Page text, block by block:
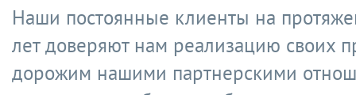
Наши постоянные клиенты на
лет доверяют нам реализацию своих
дорожим нашими партнерскими